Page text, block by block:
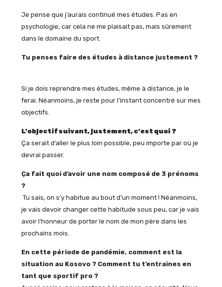
Je pense que j’aurais continué mes études. Pas en
psychologie, car cela ne me plaisait pas, mais sûrement
dans le domaine du sport.
Tu penses faire des études à distance justement ?
Si je dois reprendre mes études, même à distance, je le
ferai. Néanmoins, je reste pour l’instant concentré sur mes
objectifs.
L’objectif suivant, justement, c’est quoi ?
Ça serait d’aller le plus loin possible, peu importe par où je
devrai passer.
Ça fait quoi d’avoir une nom composé de 3 prénoms
?
Tu sais, on s’y habitue au bout d’un moment ! Néanmoins,
je vais devoir changer cette habitude sous peu, car je vais
avoir l’honneur de porter le nom de mon père dans les
prochains mois.
En cette période de pandémie, comment est la
situation au Kosovo ? Comment tu t’entraines en
tant que sportif pro ?